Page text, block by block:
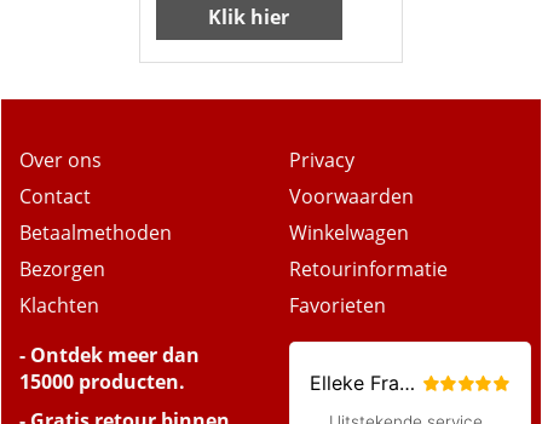
Klik hier
Over ons
Contact
Betaalmethoden
Bezorgen
Klachten
Privacy
Voorwaarden
Winkelwagen
Retourinformatie
Favorieten
- Ontdek meer dan
15000 producten.